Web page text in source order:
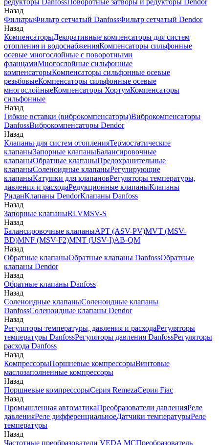
редукторы DanfossПоворотные затворы и редукторы Dendor
Назад
ФильтрыФильтр сетчатый DanfossФильтр сетчатый Dendor
Назад
КомпенсаторыДекоративные компенсаторы для систем
отопления и водоснабженияКомпенсаторы сильфонные
осевые многослойные с поворотными
фланцамиМногослойные сильфонные
компенсаторыКомпенсаторы сильфонные осевые
резьбовыеКомпенсаторы сильфонные осевые
многослойныеКомпенсаторы ХортумКомпенсаторы
сильфонные
Назад
Гибкие вставки (виброкомпенсаторы)Виброкомпенсаторы
DanfossВиброкомпенсаторы Dendor
Назад
Клапаны для систем отопленияТермостатические
клапаныЗапорные клапаныБалансировочные
клапаныОбратные клапаныПредохранительные
клапаныСоленоидные клапаныРегулирующие
клапаныКатушки для клапановРегуляторы температуры,
давления и расходаРедукционные клапаныКлапаны
РиданКлапаны DendorКлапаны Danfoss
Назад
Запорные клапаныRLVMSV-S
Назад
Балансировочные клапаныAPT (ASV-PV)MVT (MSV-
BD)MNF (MSV-F2)MNT (USV-I)AB-QM
Назад
Обратные клапаныОбратные клапаны DanfossОбратные
клапаны Dendor
Назад
Обратные клапаны Danfoss
Назад
Соленоидные клапаныСоленоидные клапаны
DanfossСоленоидные клапаны Dendor
Назад
Регуляторы температуры, давления и расходаРегуляторы
температуры DanfossРегуляторы давления DanfossРегуляторы
расхода Danfoss
Назад
КомпрессорыПоршневые компрессорыВинтовые
маслозаполненные компрессоры
Назад
Поршневые компрессорыСерия RemezaСерия Fiac
Назад
Промышленная автоматикаПреобразователи давленияРеле
давленияРеле дифференциальноеДатчики температурыРеле
температуры
Назад
Частотные преобразователи VEDA MCПреобразователь